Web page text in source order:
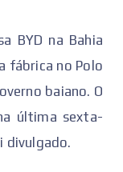
BYD na Bahia
fábrica no Polo
baiano. O
última sexta-
divulgado.